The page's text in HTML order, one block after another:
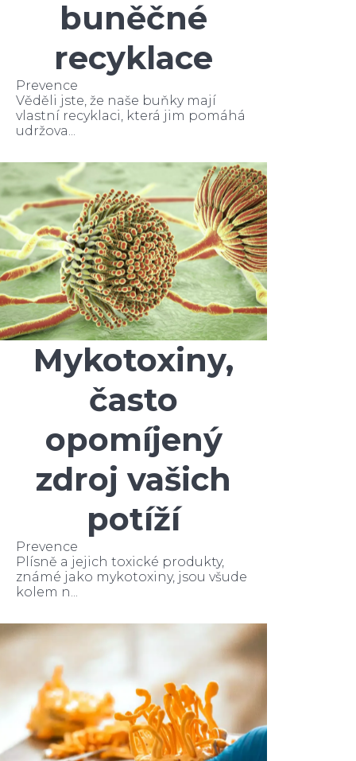
buněčné
recyklace
Prevence
Věděli jste, že naše buňky mají
vlastní recyklaci, která jim pomáhá
udržova...
Mykotoxiny,
často
opomíjený
zdroj vašich
potíží
Prevence
Plísně a jejich toxické produkty,
známé jako mykotoxiny, jsou všude
kolem n...